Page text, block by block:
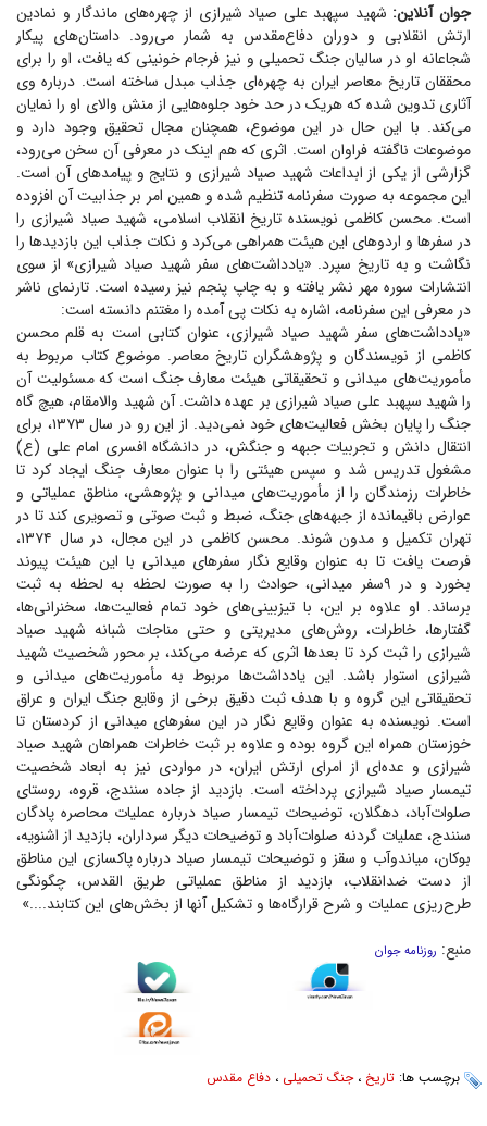
جوان آنلاین: شهید سپهبد علی صیاد شیرازی از چهره‌های ماندگار و نمادین
ارتش انقلابی و دوران دفاع‌مقدس به شمار می‌رود. داستان‌های پیکار
شجاعانه او در سالیان جنگ تحمیلی و نیز فرجام خونینی که یافت، او را برای
محققان تاریخ معاصر ایران به چهره‌ای جذاب مبدل ساخته است. درباره وی
آثاری تدوین شده که هریک در حد خود جلوه‌هایی از منش والای او را نمایان
می‌کند. با این حال در این موضوع، همچنان مجال تحقیق وجود دارد و
موضوعات ناگفته فراوان است. اثری که هم اینک در معرفی آن سخن می‌رود،
گزارشی از یکی از ابداعات شهید صیاد شیرازی و نتایج و پیامد‌های آن است.
این مجموعه به صورت سفرنامه تنظیم شده و همین امر بر جذابیت آن افزوده
است. محسن کاظمی نویسنده تاریخ انقلاب اسلامی، شهید صیاد شیرازی را
در سفر‌ها و اردو‌های این هیئت همراهی می‌کرد و نکات جذاب این بازدید‌ها را
نگاشت و به تاریخ سپرد. «یادداشت‌های سفر شهید صیاد شیرازی» از سوی
انتشارات سوره مهر نشر یافته و به چاپ پنجم نیز رسیده است. تارنمای ناشر
در معرفی این سفرنامه، اشاره به نکات پی آمده را مغتنم دانسته است:
«یادداشت‌های سفر شهید صیاد شیرازی، عنوان کتابی است به قلم محسن
کاظمی از نویسندگان و پژوهشگران تاریخ معاصر. موضوع کتاب مربوط به
مأموریت‌های میدانی و تحقیقاتی هیئت معارف جنگ است که مسئولیت آن
را شهید سپهبد علی صیاد شیرازی بر عهده داشت. آن شهید والامقام، هیچ گاه
جنگ را پایان بخش فعالیت‌های خود نمی‌دید. از این رو در سال ۱۳۷۳، برای
انتقال دانش و تجربیات جبهه و جنگش، در دانشگاه افسری امام علی (ع)
مشغول تدریس شد و سپس هیئتی را با عنوان معارف جنگ ایجاد کرد تا
خاطرات رزمندگان را از مأموریت‌های میدانی و پژوهشی، مناطق عملیاتی و
عوارض باقیمانده از جبهه‌های جنگ، ضبط و ثبت صوتی و تصویری کند تا در
تهران تکمیل و مدون شوند. محسن کاظمی در این مجال، در سال ۱۳۷۴،
فرصت یافت تا به عنوان وقایع نگار سفر‌های میدانی با این هیئت پیوند
بخورد و در ۹سفر میدانی، حوادث را به صورت لحظه به لحظه به ثبت
برساند. او علاوه بر این، با تیزبینی‌های خود تمام فعالیت‌ها، سخنرانی‌ها،
گفتارها، خاطرات، روش‌های مدیریتی و حتی مناجات شبانه شهید صیاد
شیرازی را ثبت کرد تا بعد‌ها اثری که عرضه می‌کند، بر محور شخصیت شهید
شیرازی استوار باشد. این یادداشت‌ها مربوط به مأموریت‌های میدانی و
تحقیقاتی این گروه و با هدف ثبت دقیق برخی از وقایع جنگ ایران و عراق
است. نویسنده به عنوان وقایع نگار در این سفر‌های میدانی از کردستان تا
خوزستان همراه این گروه بوده و علاوه بر ثبت خاطرات همراهان شهید صیاد
شیرازی و عده‌ای از امرای ارتش ایران، در مواردی نیز به ابعاد شخصیت
تیمسار صیاد شیرازی پرداخته است. بازدید از جاده سنندج، قروه، روستای
صلوات‌آباد، دهگلان، توضیحات تیمسار صیاد درباره عملیات محاصره پادگان
سنندج، عملیات گردنه صلوات‌آباد و توضیحات دیگر سرداران، بازدید از اشنویه،
بوکان، میاندوآب و سقز و توضیحات تیمسار صیاد درباره پاکسازی این مناطق
از دست ضدانقلاب، بازدید از مناطق عملیاتی طریق القدس، چگونگی
طرح‌ریزی عملیات و شرح قرارگاه‌ها و تشکیل آنها از بخش‌های این کتابند....»
منبع: روزنامه جوان
برچسب ها: تاریخ ،جنگ تحمیلی ، دفاع مقدس